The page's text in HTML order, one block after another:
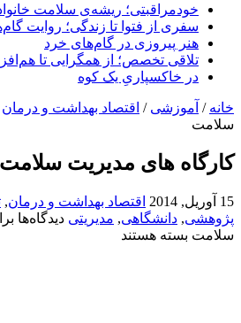
خودمراقبتی؛ ریشه‌ی سلامت
سفری از فتوا تا زندگی؛ روایت
هنر پیروزی در گام‌های خرد
تلاقی تخصص؛ از همگرایی تا
در خاکسپاریِ یک کوه
خانه / آموزشی / اقتصاد بهداشت و درمان
سلامت
کارگاه های مدیریت سلامت
15 آوریل, 2014 اقتصاد بهداشت و درمان,
پژوهشی, دانشگاهی, مدیریتی دیدگاه‌ها
سلامت بسته هستند